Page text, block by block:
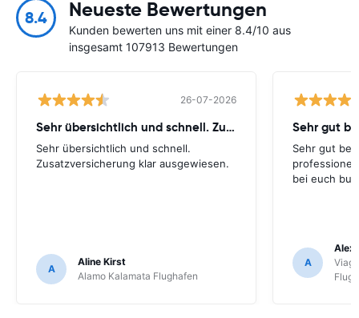
8.4 Neueste Bewertungen
Kunden bewerten uns mit einer 8.4/10 aus
insgesamt 107913 Bewertungen
26-07-2026
Sehr übersichtlich und schnell. Zusatzversicherung
Sehr übersichtlich und schnell.
Zusatzversicherung klar ausgewiesen.
A
Aline Kirst
Alamo Kalamata Flughafen
Sehr gut
Sehr gut bei
bei euch
A
Alex